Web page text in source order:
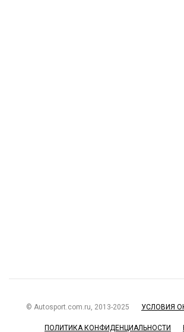
© Autosport.com.ru, 2013-2025 УСЛОВИЯ
ПОЛИТИКА КОНФИДЕНЦИАЛЬНОСТИ